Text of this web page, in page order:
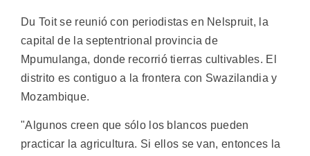
Du Toit se reunió con periodistas en Nelspruit, la
capital de la septentrional provincia de
Mpumulanga, donde recorrió tierras cultivables. El
distrito es contiguo a la frontera con Swazilandia y
Mozambique.
"Algunos creen que sólo los blancos pueden
practicar la agricultura. Si ellos se van, entonces la